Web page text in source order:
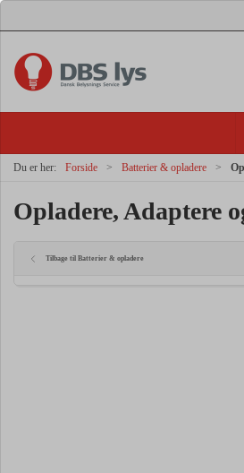
Du er her: Forside Batterier & opladere
Opladere, Adaptere
Tilbage til Batterier & opladere